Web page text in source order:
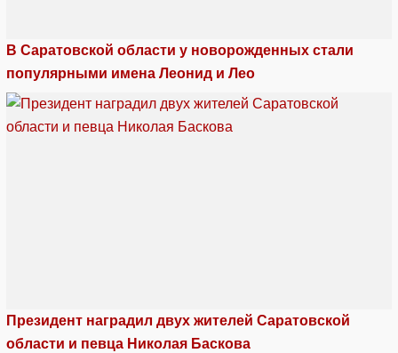
В Саратовской области у новорожденных стали
популярными имена Леонид и Лео
Президент наградил двух жителей Саратовской
области и певца Николая Баскова